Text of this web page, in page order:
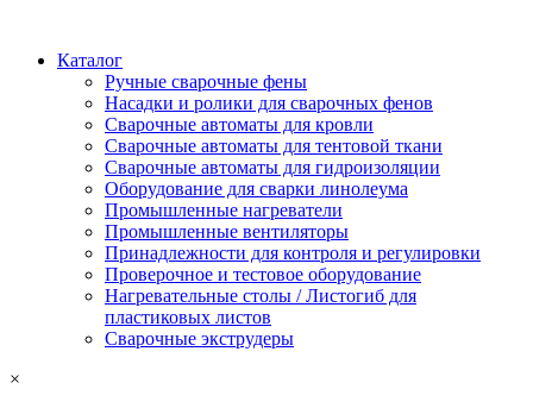
Каталог
Ручные сварочные фены
Насадки и ролики для сварочных фенов
Сварочные автоматы для кровли
Сварочные автоматы для тентовой ткани
Сварочные автоматы для гидроизоляции
Оборудование для сварки линолеума
Промышленные нагреватели
Промышленные вентиляторы
Принадлежности для контроля и регулировки
Проверочное и тестовое оборудование
Нагревательные столы / Листогиб для
пластиковых листов
Сварочные экструдеры
×